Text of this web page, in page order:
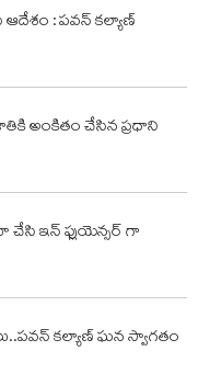
ఆదేశం : పవన్ కల్యాణ్
అంకితం చేసిన ప్రధాని
ఇన్ ఫ్లుయెన్సర్ గా
కల్యాణ్ ఘన స్వాగతం